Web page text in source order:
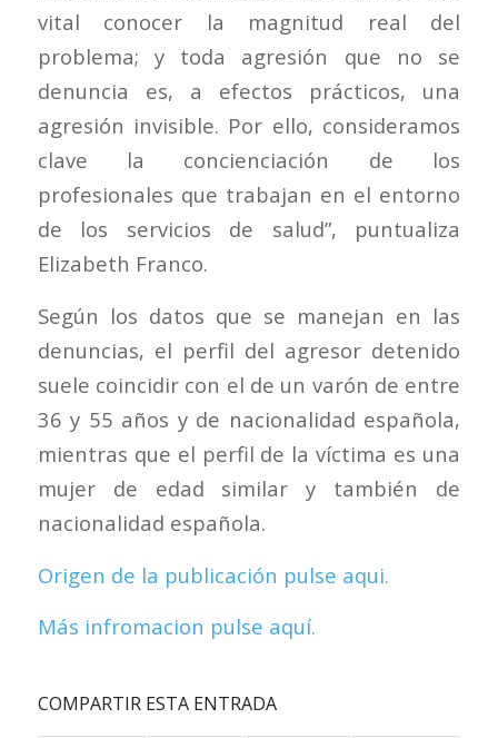
vital conocer la magnitud real del
problema; y toda agresión que no se
denuncia es, a efectos prácticos, una
agresión invisible. Por ello, consideramos
clave la concienciación de los
profesionales que trabajan en el entorno
de los servicios de salud”, puntualiza
Elizabeth Franco.
Según los datos que se manejan en las
denuncias, el perfil del agresor detenido
suele coincidir con el de un varón de entre
36 y 55 años y de nacionalidad española,
mientras que el perfil de la víctima es una
mujer de edad similar y también de
nacionalidad española.
Origen de la publicación pulse aqui.
Más infromacion pulse aquí.
COMPARTIR ESTA ENTRADA